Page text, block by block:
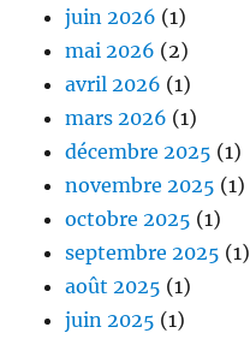
juin 2026 (1)
mai 2026 (2)
avril 2026 (1)
mars 2026 (1)
décembre 2025 (1)
novembre 2025 (1)
octobre 2025 (1)
septembre 2025 (1)
août 2025 (1)
juin 2025 (1)